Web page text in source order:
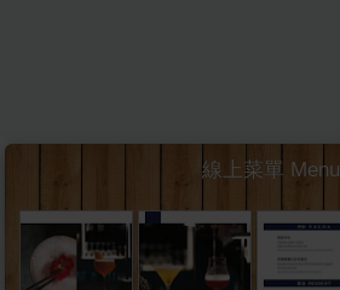
線上菜單 Menu